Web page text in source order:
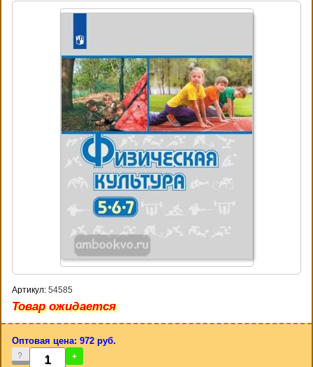
Артикул: 54585
Товар ожидается
Оптовая цена: 972 руб.
- +